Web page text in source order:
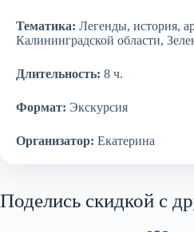
Тематика: Легенды, история,
Калининградской области,
Длительность: 8 ч.
Формат: Экскурсия
Организатор: Екатерина
Поделись скидкой с